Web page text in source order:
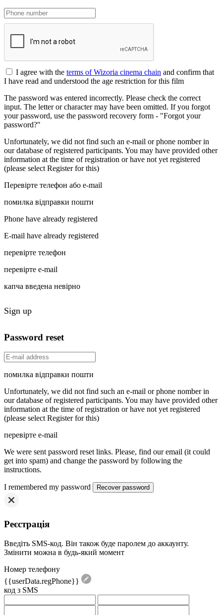
I agree with the terms of Wizoria cinema chain and confirm that
I have read and understood the age restriction for this film
The password was entered incorrectly. Please check the correct
input. The letter or character may have been omitted. If you forgot
your password, use the password recovery form - "Forgot your
password?"
Unfortunately, we did not find such an e-mail or phone nomber in
our database of registered participants. You may have provided other
information at the time of registration or have not yet registered
(please select Register for this)
Перевірте телефон або e-mail
помилка відправки пошти
Phone have already registered
E-mail have already registered
перевірте телефон
перевірте e-mail
капча введена невірно
Sign up
Password reset
помилка відправки пошти
Unfortunately, we did not find such an e-mail or phone nomber in
our database of registered participants. You may have provided other
information at the time of registration or have not yet registered
(please select Register for this)
перевірте e-mail
We were sent password reset links. Please, find our email (it could
get into spam) and change the password by following the
instructions.
I remembered my password
Реєстрація
Введіть SMS-код. Він також буде паролем до аккаунту.
Змінити можна в будь-який момент
Номер телефону
{{userData.regPhone}}
код з SMS